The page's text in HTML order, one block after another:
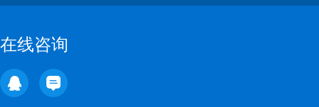
在线咨询